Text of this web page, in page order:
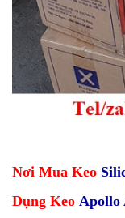
Nơi Mua Keo
Dụng Keo Apollo